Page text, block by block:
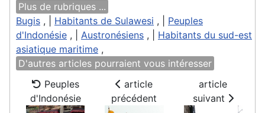
Plus de rubriques ...
Bugis , | Habitants de Sulawesi , | Peuples
d'Indonésie , | Austronésiens , | Habitants du sud-est
asiatique maritime ,
D'autres articles pourraient vous intéresser
Peuples
d'Indonésie
article
précédent
article
suivant